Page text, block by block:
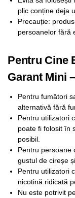
plic conține deja
Precauție:
persoanelor fără
Pentru Cine
Garant Mini
Pentru fumători
alternativă fără
Pentru utilizatori
poate fi folosit în
posibil.
Pentru persoane
gustul de cireșe
Pentru utilizatori
nicotină ridicată
Nu este potrivit